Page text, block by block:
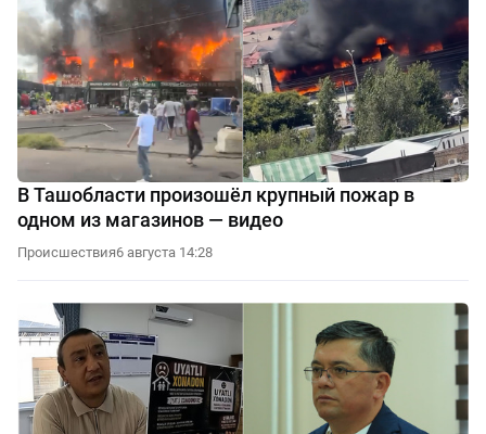
В Ташобласти произошёл крупный пожар в
одном из магазинов — видео
Происшествия6 августа 14:28